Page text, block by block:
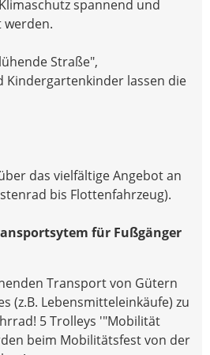
spannend und
Straße",
Kindergartenkinder lassen die
das vielfältige Angebot an
bis Flottenfahrzeug).
für Fußgänger
Transport von Gütern
(z.B. Lebensmitteleinkäufe) zu
5 Trolleys '"Mobilität
beim Mobilitätsfest von der